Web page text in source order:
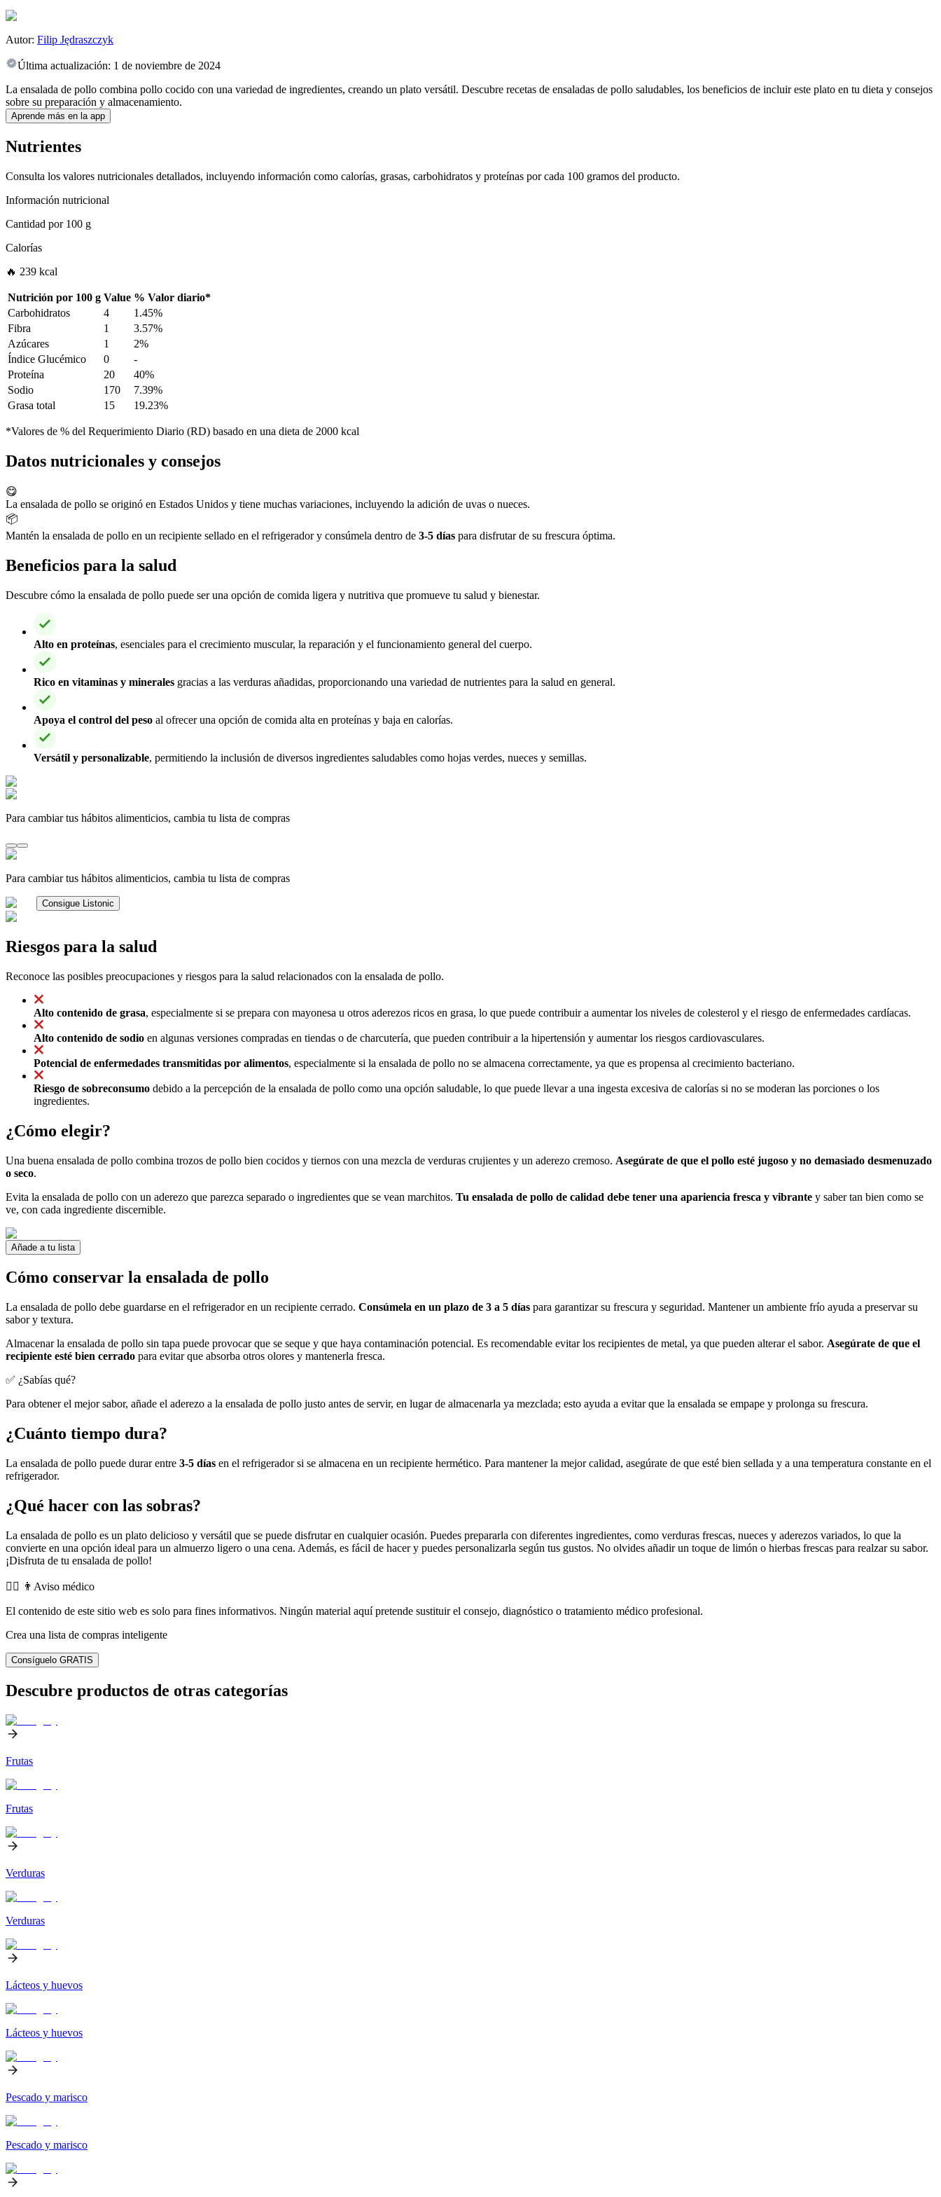
Autor: Filip Jędraszczyk
Última actualización: 1 de noviembre de 2024
La ensalada de pollo combina pollo cocido con una variedad de ingredientes, creando un plato versátil. Descubre recetas de ensaladas de pollo saludables, los beneficios de incluir este plato en tu dieta y consejos
sobre su preparación y almacenamiento.
Aprende más en la app
Nutrientes
Consulta los valores nutricionales detallados, incluyendo información como calorías, grasas, carbohidratos y proteínas por cada 100 gramos del producto.
Información nutricional
Cantidad por100 g
Calorías
🔥 239 kcal
Nutrición por 100 g Value % Valor diario*
Carbohidratos
4
1.45%
Fibra
1
3.57%
Azúcares
1
2%
Índice Glucémico
0
-
Proteína
20
40%
Sodio
170
7.39%
Grasa total
15 19.23%
*Valores de % del Requerimiento Diario (RD) basado en una dieta de 2000 kcal
Datos nutricionales y consejos
😋
La ensalada de pollo se originó en Estados Unidos y tiene muchas variaciones, incluyendo la adición de uvas o nueces.
📦
Mantén la ensalada de pollo en un recipiente sellado en el refrigerador y consúmela dentro de 3-5 días para disfrutar de su frescura óptima.
Beneficios para la salud
Descubre cómo la ensalada de pollo puede ser una opción de comida ligera y nutritiva que promueve tu salud y bienestar.
Alto en proteínas, esenciales para el crecimiento muscular, la reparación y el funcionamiento general del cuerpo.
Rico en vitaminas y minerales gracias a las verduras añadidas, proporcionando una variedad de nutrientes para la salud en general.
Apoya el control del peso al ofrecer una opción de comida alta en proteínas y baja en calorías.
Versátil y personalizable, permitiendo la inclusión de diversos ingredientes saludables como hojas verdes, nueces y semillas.
Para cambiar tus hábitos alimenticios, cambia tu lista de compras
Para cambiar tus hábitos alimenticios, cambia tu lista de compras
Consigue Listonic
Riesgos para la salud
Reconoce las posibles preocupaciones y riesgos para la salud relacionados con la ensalada de pollo.
Alto contenido de grasa, especialmente si se prepara con mayonesa u otros aderezos ricos en grasa, lo que puede contribuir a aumentar los niveles de colesterol y el riesgo de enfermedades cardíacas.
Alto contenido de sodio en algunas versiones compradas en tiendas o de charcutería, que pueden contribuir a la hipertensión y aumentar los riesgos cardiovasculares.
Potencial de enfermedades transmitidas por alimentos, especialmente si la ensalada de pollo no se almacena correctamente, ya que es propensa al crecimiento bacteriano.
Riesgo de sobreconsumo debido a la percepción de la ensalada de pollo como una opción saludable, lo que puede llevar a una ingesta excesiva de calorías si no se moderan las porciones o los
ingredientes.
¿Cómo elegir?
Una buena ensalada de pollo combina trozos de pollo bien cocidos y tiernos con una mezcla de verduras crujientes y un aderezo cremoso. Asegúrate de que el pollo esté jugoso y no demasiado desmenuzado
o seco.
Evita la ensalada de pollo con un aderezo que parezca separado o ingredientes que se vean marchitos. Tu ensalada de pollo de calidad debe tener una apariencia fresca y vibrante y saber tan bien como se
ve, con cada ingrediente discernible.
Añade a tu lista
Cómo conservar la ensalada de pollo
La ensalada de pollo debe guardarse en el refrigerador en un recipiente cerrado. Consúmela en un plazo de 3 a 5 días para garantizar su frescura y seguridad. Mantener un ambiente frío ayuda a preservar su
sabor y textura.
Almacenar la ensalada de pollo sin tapa puede provocar que se seque y que haya contaminación potencial. Es recomendable evitar los recipientes de metal, ya que pueden alterar el sabor. Asegúrate de que el
recipiente esté bien cerrado para evitar que absorba otros olores y mantenerla fresca.
✅ ¿Sabías qué?
Para obtener el mejor sabor, añade el aderezo a la ensalada de pollo justo antes de servir, en lugar de almacenarla ya mezclada; esto ayuda a evitar que la ensalada se empape y prolonga su frescura.
¿Cuánto tiempo dura?
La ensalada de pollo puede durar entre 3-5 días en el refrigerador si se almacena en un recipiente hermético. Para mantener la mejor calidad, asegúrate de que esté bien sellada y a una temperatura constante en el
refrigerador.
¿Qué hacer con las sobras?
La ensalada de pollo es un plato delicioso y versátil que se puede disfrutar en cualquier ocasión. Puedes prepararla con diferentes ingredientes, como verduras frescas, nueces y aderezos variados, lo que la
convierte en una opción ideal para un almuerzo ligero o una cena. Además, es fácil de hacer y puedes personalizarla según tus gustos. No olvides añadir un toque de limón o hierbas frescas para realzar su sabor.
¡Disfruta de tu ensalada de pollo!
👨‍⚕️️ 👨Aviso médico
El contenido de este sitio web es solo para fines informativos. Ningún material aquí pretende sustituir el consejo, diagnóstico o tratamiento médico profesional.
Crea una lista de compras inteligente
Consíguelo GRATIS
Descubre productos de otras categorías
Frutas
Frutas
Verduras
Verduras
Lácteos y huevos
Lácteos y huevos
Pescado y marisco
Pescado y marisco